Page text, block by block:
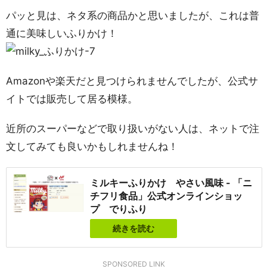
パッと見は、ネタ系の商品かと思いましたが、これは普
通に美味しいふりかけ！
Amazonや楽天だと見つけられませんでしたが、公式サ
イトでは販売して居る模様。
近所のスーパーなどで取り扱いがない人は、ネットで注
文してみても良いかもしれませんね！
ミルキーふりかけ やさい風味 - 「ニ
チフリ食品」公式オンラインショッ
プ でりふり
続きを読む
SPONSORED LINK